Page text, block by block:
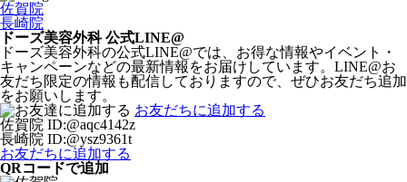
佐賀院
長崎院
ドーズ美容外科 公式LINE@
ドーズ美容外科の公式LINE@では、お得な情報やイベント・
キャンペーンなどの最新情報をお届けしています。LINE@お
友だち限定の情報も配信しておりますので、ぜひお友だち追加
をお願いします。
お友だちに追加する
佐賀院 ID:@aqc4142z
長崎院 ID:@ysz9361t
お友だちに追加する
QRコードで追加